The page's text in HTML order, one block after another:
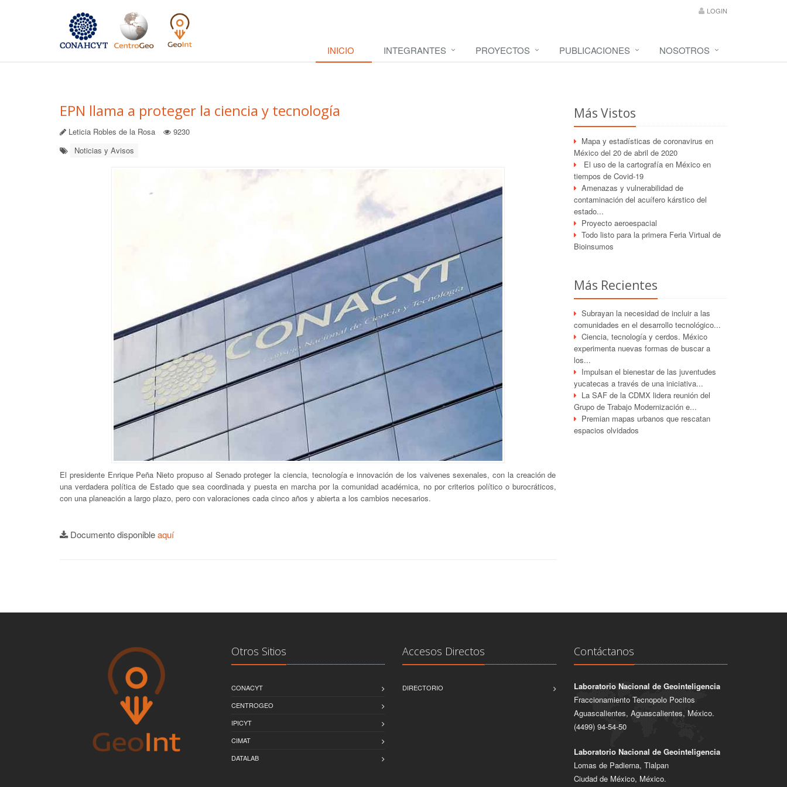
LOGIN
INICIO INTEGRANTES PROYECTOS PUBLICACIONES NOSOTROS
EPN llama a proteger la ciencia y tecnología
Leticia Robles de la Rosa
9230
Noticias y Avisos
El presidente Enrique Peña Nieto propuso al Senado proteger la ciencia, tecnología e innovación de los vaivenes sexenales, con la creación de
una verdadera política de Estado que sea coordinada y puesta en marcha por la comunidad académica, no por criterios político o burocráticos,
con una planeación a largo plazo, pero con valoraciones cada cinco años y abierta a los cambios necesarios.
Documento disponibleaquí
Más Vistos
Mapa y estadísticas de coronavirus en
México del 20 de abril de 2020
El uso de la cartografía en México en
tiempos de Covid-19
Amenazas y vulnerabilidad de
contaminación del acuífero kárstico del
estado...
Proyecto aeroespacial
Todo listo para la primera Feria Virtual de
Bioinsumos
Más Recientes
Subrayan la necesidad de incluir a las
comunidades en el desarrollo tecnológico...
Ciencia, tecnología y cerdos. México
experimenta nuevas formas de buscar a
los...
Impulsan el bienestar de las juventudes
yucatecas a través de una iniciativa...
La SAF de la CDMX lidera reunión del
Grupo de Trabajo Modernización e...
Premian mapas urbanos que rescatan
espacios olvidados
Otros Sitios
CONACYT
CENTROGEO
IPICYT
CIMAT
DATALAB
Accesos Directos
DIRECTORIO
Contáctanos
Laboratorio Nacional de Geointeligencia
Fraccionamiento Tecnopolo Pocitos
Aguascalientes, Aguascalientes, México.
(4499) 94-54-50
Laboratorio Nacional de Geointeligencia
Lomas de Padierna, Tlalpan
Ciudad de México, México.